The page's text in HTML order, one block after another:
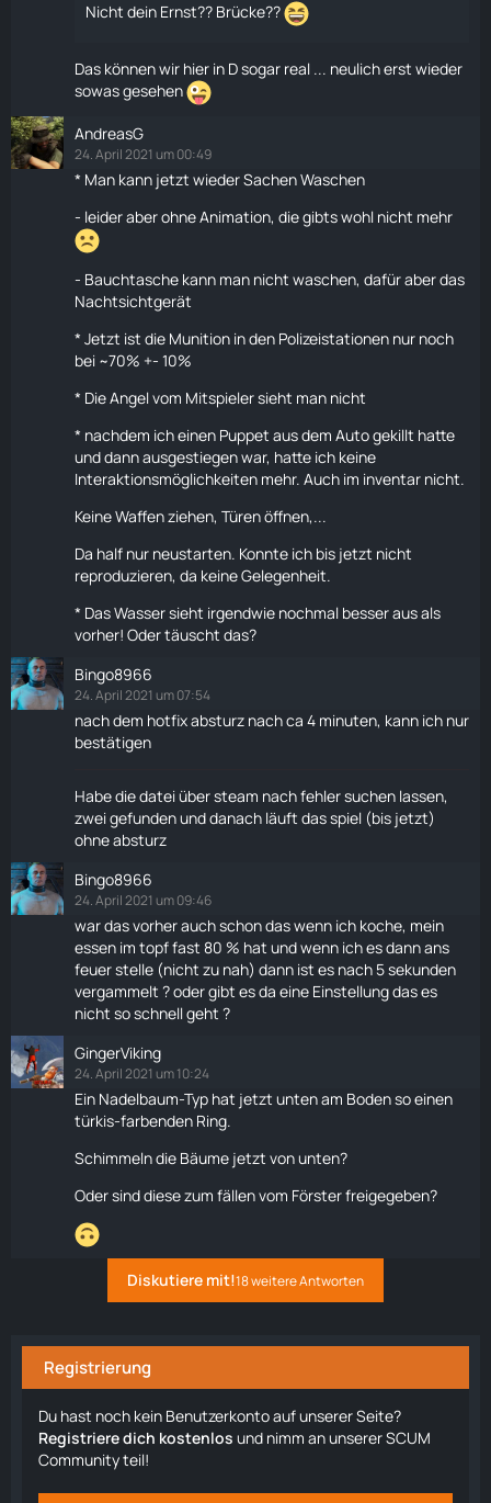
Nicht dein Ernst?? Brücke??
Das können wir hier in D sogar real ... neulich erst wieder
sowas gesehen
AndreasG
24. April 2021 um 00:49
* Man kann jetzt wieder Sachen Waschen
- leider aber ohne Animation, die gibts wohl nicht mehr
- Bauchtasche kann man nicht waschen, dafür aber das
Nachtsichtgerät
* Jetzt ist die Munition in den Polizeistationen nur noch
bei ~70% +- 10%
* Die Angel vom Mitspieler sieht man nicht
* nachdem ich einen Puppet aus dem Auto gekillt hatte
und dann ausgestiegen war, hatte ich keine
Interaktionsmöglichkeiten mehr. Auch im inventar nicht.
Keine Waffen ziehen, Türen öffnen,...
Da half nur neustarten. Konnte ich bis jetzt nicht
reproduzieren, da keine Gelegenheit.
* Das Wasser sieht irgendwie nochmal besser aus als
vorher! Oder täuscht das?
Bingo8966
24. April 2021 um 07:54
nach dem hotfix absturz nach ca 4 minuten, kann ich nur
bestätigen
Habe die datei über steam nach fehler suchen lassen,
zwei gefunden und danach läuft das spiel (bis jetzt)
ohne absturz
Bingo8966
24. April 2021 um 09:46
war das vorher auch schon das wenn ich koche, mein
essen im topf fast 80 % hat und wenn ich es dann ans
feuer stelle (nicht zu nah) dann ist es nach 5 sekunden
vergammelt ? oder gibt es da eine Einstellung das es
nicht so schnell geht ?
GingerViking
24. April 2021 um 10:24
Ein Nadelbaum-Typ hat jetzt unten am Boden so einen
türkis-farbenden Ring.
Schimmeln die Bäume jetzt von unten?
Oder sind diese zum fällen vom Förster freigegeben?
Diskutiere mit!18 weitere Antworten
Registrierung
Du hast noch kein Benutzerkonto auf unserer Seite?
Registriere dich kostenlos und nimm an unserer SCUM
Community teil!